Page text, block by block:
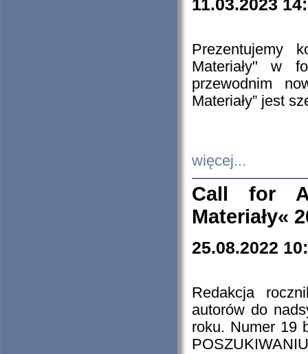
11.03.2023
Prezentujemy
Materiały" w
przewodnim
Materiały” jest
więcej...
Call for
Materiały«
25.08.2022
Redakcja
autorów do
roku. Numer 19